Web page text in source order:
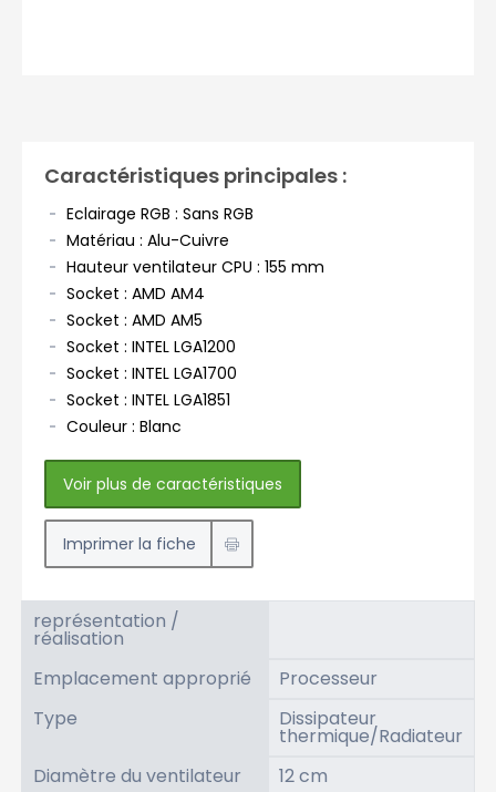
Caractéristiques principales :
Eclairage RGB : Sans RGB
Matériau : Alu-Cuivre
Hauteur ventilateur CPU : 155 mm
Socket : AMD AM4
Socket : AMD AM5
Socket : INTEL LGA1200
Socket : INTEL LGA1700
Socket : INTEL LGA1851
Couleur : Blanc
Voir plus de caractéristiques
Imprimer la fiche
représentation /
réalisation
Emplacement approprié
Processeur
Type
Dissipateur
thermique/Radiateur
Diamètre du ventilateur
12 cm